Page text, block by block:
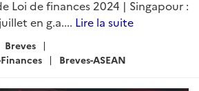
Loi de finances 2024 | Singapour :
en g.a.... Lire la suite
Breves
Breves-ASEAN